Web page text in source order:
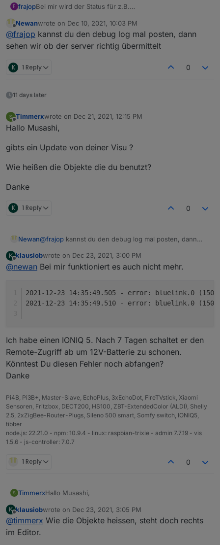
F frajopBei mir wird der Status für z.B.
Der state ist immer true, auch bei entriegelten Türen.
Anzeige in App ist ok, andere Werte sind auch ok.
Control
Kennt jemand das Problem?
Offline
Newanwrote on Dec 10, 2021, 10:03 PM
last edited by
@frajop kannst du den debug log mal posten, dann
sehen wir ob der server richtig übermittelt
K 1 Reply 0
11 days later
Offline
Timmerxwrote on Dec 21, 2021, 12:15 PM
last edited by
Hallo Musashi,
gibts ein Update von deiner Visu ?
Wie heißen die Objekte die du benutzt?
Danke
K 1 Reply 0
Newan@frajop kannst du den debug log mal posten, dann
K klausiobwrote on Dec 23, 2021, 3:00 PM
last edited by
@newan Bei mir funktioniert es auch nicht mehr.
2021-12-23 14:35:49.505 - error: bluelink.0
2021-12-23 14:35:49.510 - error: bluelink.0
Ich habe einen IONIQ 5. Nach 7 Tagen schaltet er den
Remote-Zugriff ab um 12V-Batterie zu schonen.
Könntest Du diesen Fehler noch abfangen?
Danke
Pi4B, Pi3B+, Master-Slave, EchoPlus, 3xEchoDot, FireTVstick, Xiaomi
Sensoren, Fritzbox, DECT200, HS100, ZBT-ExtendedColor (ALDI), Shelly
2.5, 2xZigBee-Router-Plugs, Sileno 500 smart, Somfy switch, IONIQ5,
tibber
node.js: 22.21.0 - npm: 10.9.4 - linux: raspbian-trixie - admin 7.7.19 - vis
1.5.6 - js-controller: 7.0.7
1 Reply 0
TimmerxHallo Musashi,
gibts ein Update von deiner Visu ?
K
Offline
klausiobwrote on Dec 23, 2021, 3:05 PM
last edited by
@timmerx Wie die Objekte heissen, steht doch rechts
im Editor.